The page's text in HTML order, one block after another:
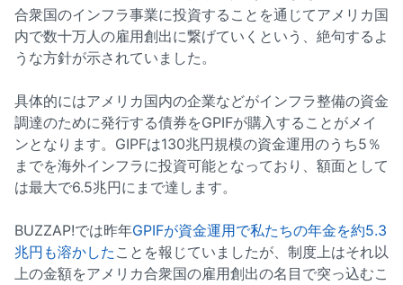
合衆国のインフラ事業に投資することを通じてアメリカ国
内で数十万人の雇用創出に繋げていくという、絶句するよ
うな方針が示されていました。
具体的にはアメリカ国内の企業などがインフラ整備の資金
調達のために発行する債券をGPIFが購入することがメイ
ンとなります。GIPFは130兆円規模の資金運用のうち5％
までを海外インフラに投資可能となっており、額面として
は最大で6.5兆円にまで達します。
BUZZAP!では昨年GPIFが資金運用で私たちの年金を約5.3
兆円も溶かした ことを報じていましたが、制度上はそれ以
上の金額をアメリカ合衆国の雇用創出の名目で突っ込むこ